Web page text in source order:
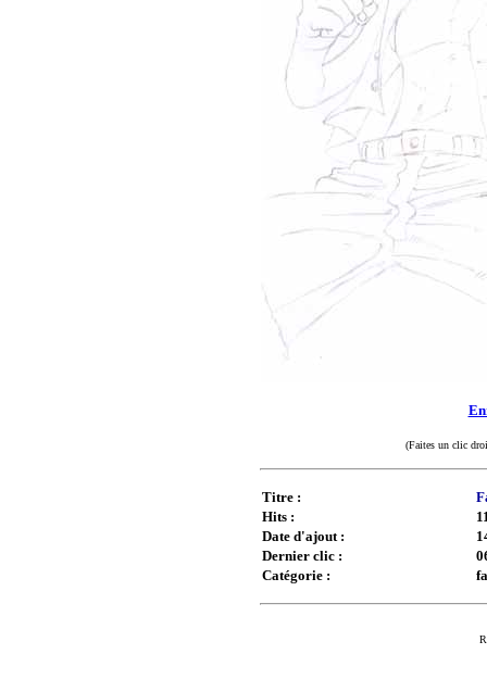
(Faites un clic
Titre :
Hits :
Date d'ajout :
Dernier clic :
Catégorie :